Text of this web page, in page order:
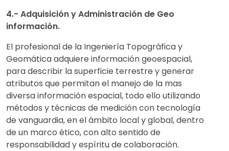
4.- Adquisición y Administración de Geo
información.
El profesional de la Ingeniería Topográfica y
Geomática adquiere información geoespacial,
para describir la superficie terrestre y generar
atributos que permitan el manejo de la mas
diversa información espacial, todo ello utilizando
métodos y técnicas de medición con tecnología
de vanguardia, en el ámbito local y global, dentro
de un marco ético, con alto sentido de
responsabilidad y espíritu de colaboración.